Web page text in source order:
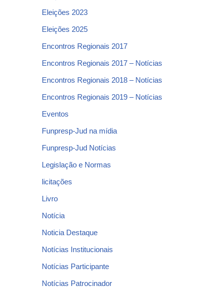
Eleições 2023
Eleições 2025
Encontros Regionais 2017
Encontros Regionais 2017 – Notícias
Encontros Regionais 2018 – Notícias
Encontros Regionais 2019 – Notícias
Eventos
Funpresp-Jud na mídia
Funpresp-Jud Notícias
Legislação e Normas
licitações
Livro
Notícia
Noticia Destaque
Notícias Institucionais
Notícias Participante
Notícias Patrocinador